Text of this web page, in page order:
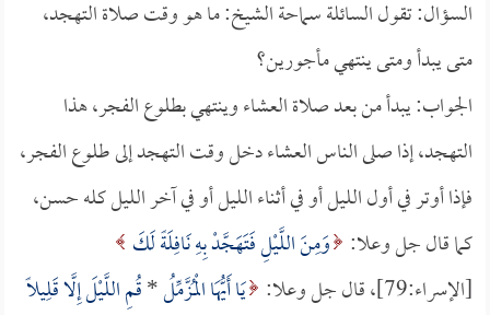
السؤال: تقول السائلة سماحة الشيخ: ما هو وقت صلاة التهجد،
متى يبدأ ومتى ينتهي مأجورين؟
الجواب: يبدأ من بعد صلاة العشاء وينتهي بطلوع الفجر، هذا
التهجد، إذا صلى الناس العشاء دخل وقت التهجد إلى طلوع الفجر،
فإذا أوتر في أول الليل أو في أثناء الليل أو في آخر الليل كله حسن،
كما قال جل وعلا: وَمِنَ اللَّيْلِ فَتَهَجَّدْ بِهِ نَافِلَةً لَكَ
[الإسراء:79]، قال جل وعلا:
يَا أَيُّهَا الْمُزَّمِّلُ*قُمِ اللَّيْلَ إِلَّا قَلِيلًا